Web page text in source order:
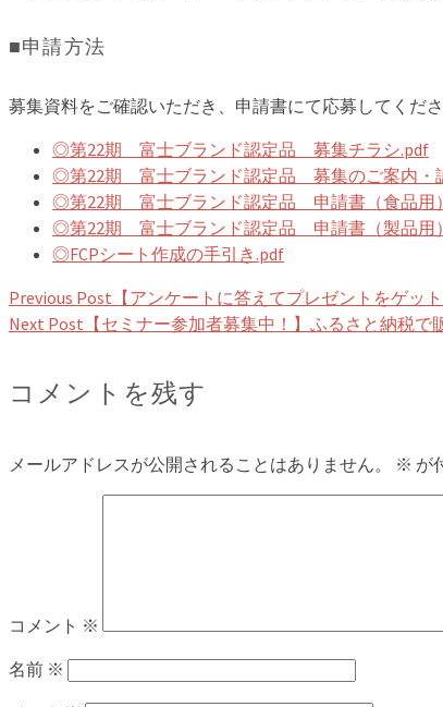
■申請方法
募集資料をご確認いただき、申請書にて応募してくださ
◎第22期 富士ブランド認定品 募集チラシ.pdf
◎第22期 富士ブランド認定品 募集のご案内・
◎第22期 富士ブランド認定品 申請書（食品用
◎第22期 富士ブランド認定品 申請書（製品用
◎FCPシート作成の手引き.pdf
Previous Post 【アンケートに答えてプレゼントをゲッ
Next Post 【セミナー参加者募集中！】ふるさと納税で
コメントを残す
メールアドレスが公開されることはありません。 ※ が
コメント ※
名前 ※